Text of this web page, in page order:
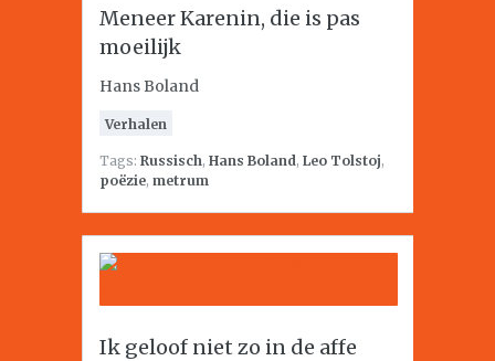
Meneer Karenin, die is pas
moeilijk
Hans Boland
Verhalen
Tags: Russisch, Hans Boland , Leo Tolstoj,
poëzie, metrum
Ik geloof niet zo in de affe